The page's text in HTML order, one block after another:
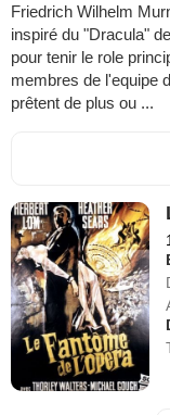
Friedrich Wilhelm
inspiré du "Dracula"
pour tenir le role
membres de l'equipe
prêtent de plus ou ...